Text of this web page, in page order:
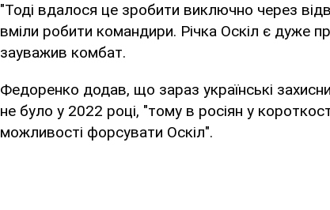
"Тоді вдалося це зробити виключно через
вміли робити командири. Річка Оскіл є дуже
зауважив комбат.
Федоренко додав, що зараз українські
не було у 2022 році, "тому в росіян у
можливості форсувати Оскіл".